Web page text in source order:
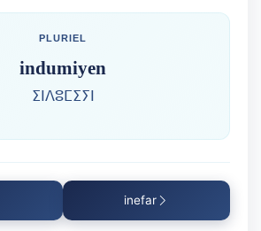
PLURIEL
indumiyen
ⵉⵏⴷⵓⵎⵉⵢⵏ
inefar